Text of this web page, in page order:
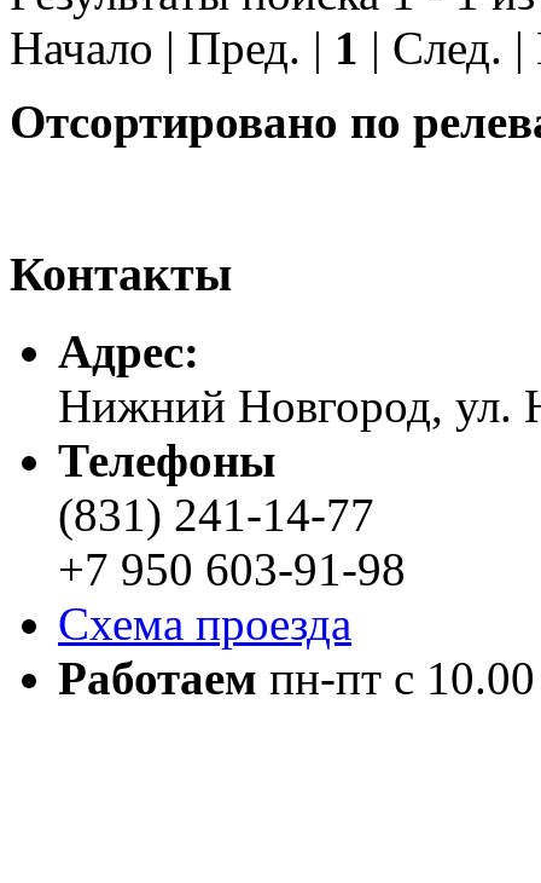
Начало | Пред. | 1 | След.
Отсортировано по
Контакты
Адреc:
Нижний Новгород, ул.
Телефоны
(831) 241-14-77
+7 950 603-91-98
Схема проезда
Работаем пн-пт с